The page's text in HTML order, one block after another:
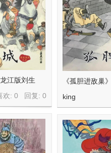
江版刘生
欢: 0 回复: 0
《孤胆进敌巢
king